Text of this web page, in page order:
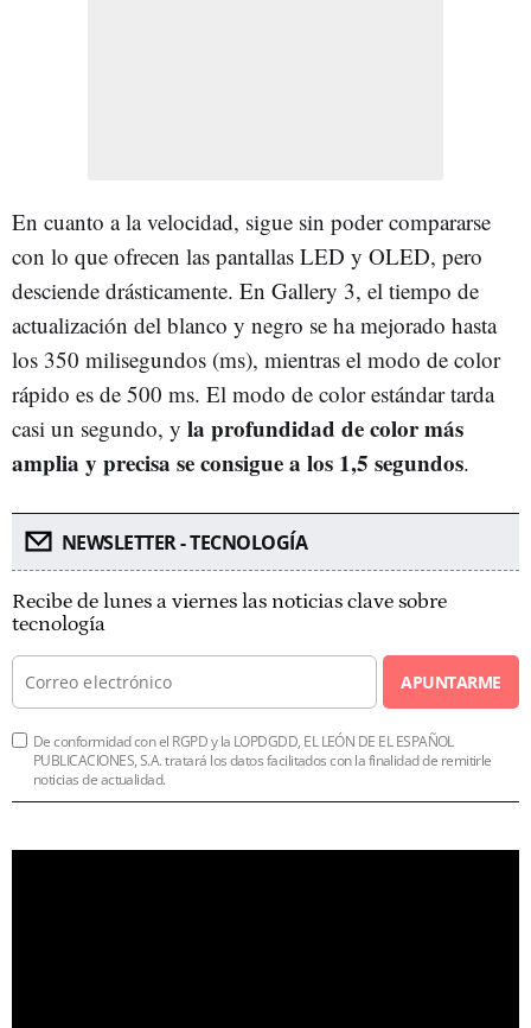
En cuanto a la velocidad, sigue sin poder compararse
con lo que ofrecen las pantallas LED y OLED, pero
desciende drásticamente. En Gallery 3, el tiempo de
actualización del blanco y negro se ha mejorado hasta
los 350 milisegundos (ms), mientras el modo de color
rápido es de 500 ms. El modo de color estándar tarda
casi un segundo, y la profundidad de color más
amplia y precisa se consigue a los 1,5 segundos.
NEWSLETTER - TECNOLOGÍA
Recibe de lunes a viernes las noticias clave sobre
tecnología
APUNTARME
De conformidad con el RGPD y la LOPDGDD, EL LEÓN DE EL ESPAÑOL
PUBLICACIONES, S.A. tratará los datos facilitados con la finalidad de remitirle
noticias de actualidad.